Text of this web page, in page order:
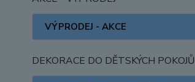
VÝPRODEJ - AKCE
DEKORACE DO DĚTSKÝCH POKOJŮ